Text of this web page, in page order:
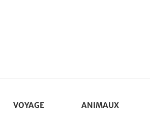
VOYAGE ANIMAUX